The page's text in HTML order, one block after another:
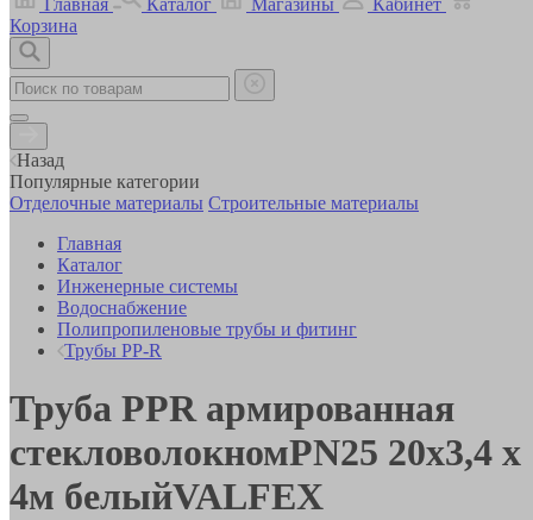
Корзина
Назад
Популярные категории
Отделочные материалы Строительные материалы
Главная
Каталог
Инженерные системы
Водоснабжение
Полипропиленовые трубы и фитинг
Трубы PP-R
Труба PPR армированная
стекловолокномPN25 20х3,4 х
4м белыйVALFEX